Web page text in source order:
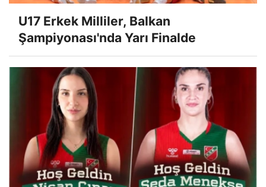
U17 Erkek Milliler, Balkan
Şampiyonası'nda Yarı Finalde